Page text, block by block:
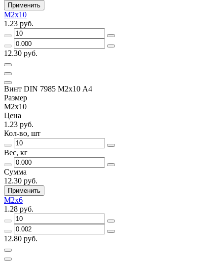
Применить
М2х10
1.23 руб.
12.30 руб.
Винт DIN 7985 М2х10 A4
Размер
М2х10
Цена
1.23 руб.
Кол-во, шт
Вес, кг
Сумма
12.30 руб.
Применить
М2х6
1.28 руб.
12.80 руб.